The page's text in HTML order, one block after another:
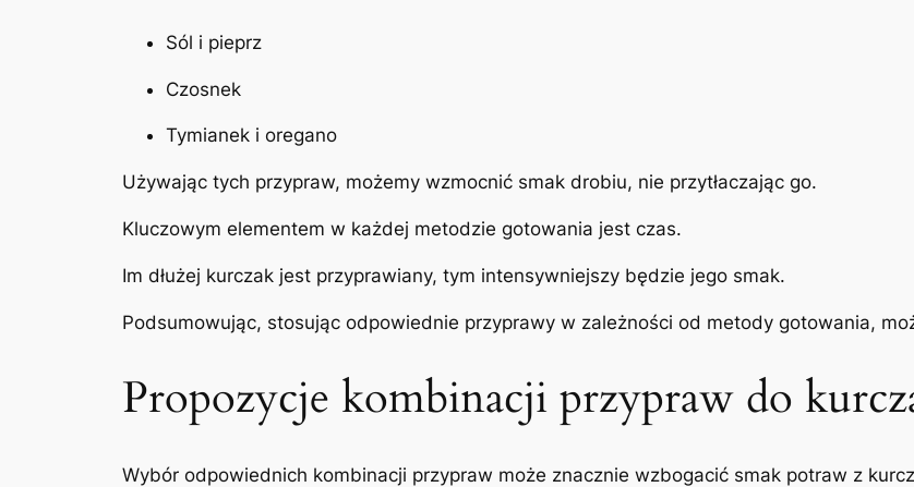
Sól i pieprz
Czosnek
Tymianek i oregano
Używając tych przypraw, możemy wzmocnić smak drobiu, nie przytłaczając go.
Kluczowym elementem w każdej metodzie gotowania jest czas.
Im dłużej kurczak jest przyprawiany, tym intensywniejszy będzie jego smak.
Podsumowując, stosując odpowiednie przyprawy w zależności od metody gotowania,
Propozycje kombinacji przypraw do
Wybór odpowiednich kombinacji przypraw może znacznie wzbogacić smak potraw z